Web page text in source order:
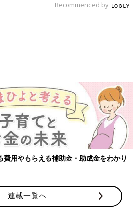
Recommended by
るものも】妊婦の感染症対策、知っておい
連載一覧へ